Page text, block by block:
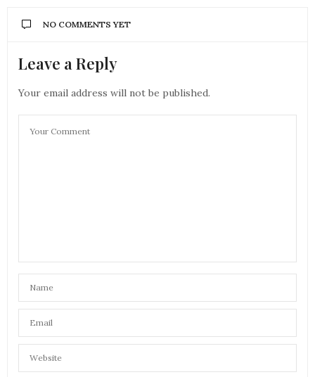
NO COMMENTS YET
Leave a Reply
Your email address will not be published.